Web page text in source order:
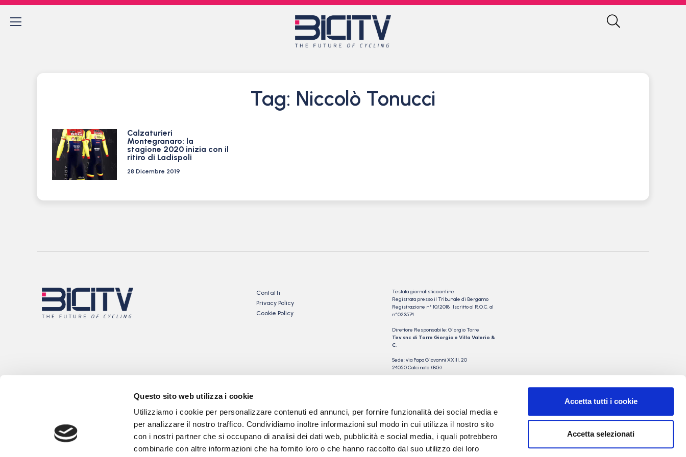
Questo sito web utilizza i cookie
Utilizziamo i cookie per personalizzare contenuti ed annunci, per fornire funzionalità dei social media e
per analizzare il nostro traffico. Condividiamo inoltre informazioni sul modo in cui utilizza il nostro sito
con i nostri partner che si occupano di analisi dei dati web, pubblicità e social media, i quali potrebbero
combinarle con altre informazioni che ha fornito loro o che hanno raccolto dal suo utilizzo dei loro
Accetta tutti i cookie
Accetta selezionati
Tag: Niccolò Tonucci
Calzaturieri
Montegranaro: la
stagione 2020 inizia con il
ritiro di Ladispoli
28 Dicembre 2019
Contatti
Privacy Policy
Cookie Policy
Testata giornalistica online
Registrata presso il Tribunale di Bergamo
Registrazione n° 10/2018 Iscritto al R.O.C. al
n°023574
Direttore Responsabile: Giorgio Torre
Tev snc di Torre Giorgio e Villa Valerio &
C.
Sede: via Papa Giovanni XXIII, 20
24050 Calcinate (BG)